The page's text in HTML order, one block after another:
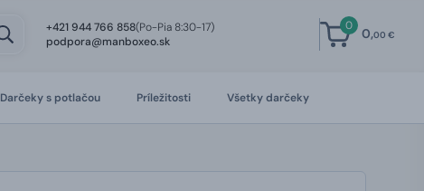
+421 944 766 858(Po-Pia 8:30-17)
podpora@manboxeo.sk
0 0,00 €
Darčeky s potlačou Príležitosti Všetky darčeky